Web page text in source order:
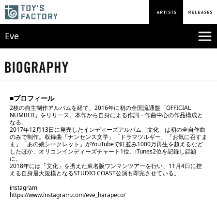
Eve
■プロフィール
2枚の自主制作アルバムを経て、2016年に初の全国流通盤「OFFICIAL
NUMBER」をリリース。本作から自身による作詞・作曲中心の作品構成と
なる。
2017年12月13日に発売したインディーズアルバム「文化」は初の全自作曲
のみで制作。収録曲「ナンセンス文学」「ドラマツルギー」「お気に召すま
ま」「あの娘シークレット」がYouTubeで軒並み1000万再生を超えるなど
したほか、オリコンインディーズチャート1位、iTunes2位を記録し話題
に。
2018年には「文化」を携えた東名阪ワンマンツアーを行い、11月4日に控
える自身最大規模となるSTUDIO COAST公演も即完させている。
instagram
https://www.instagram.com/eve_harapeco/